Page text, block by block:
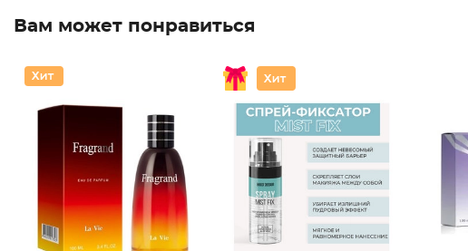
Вам может понравиться